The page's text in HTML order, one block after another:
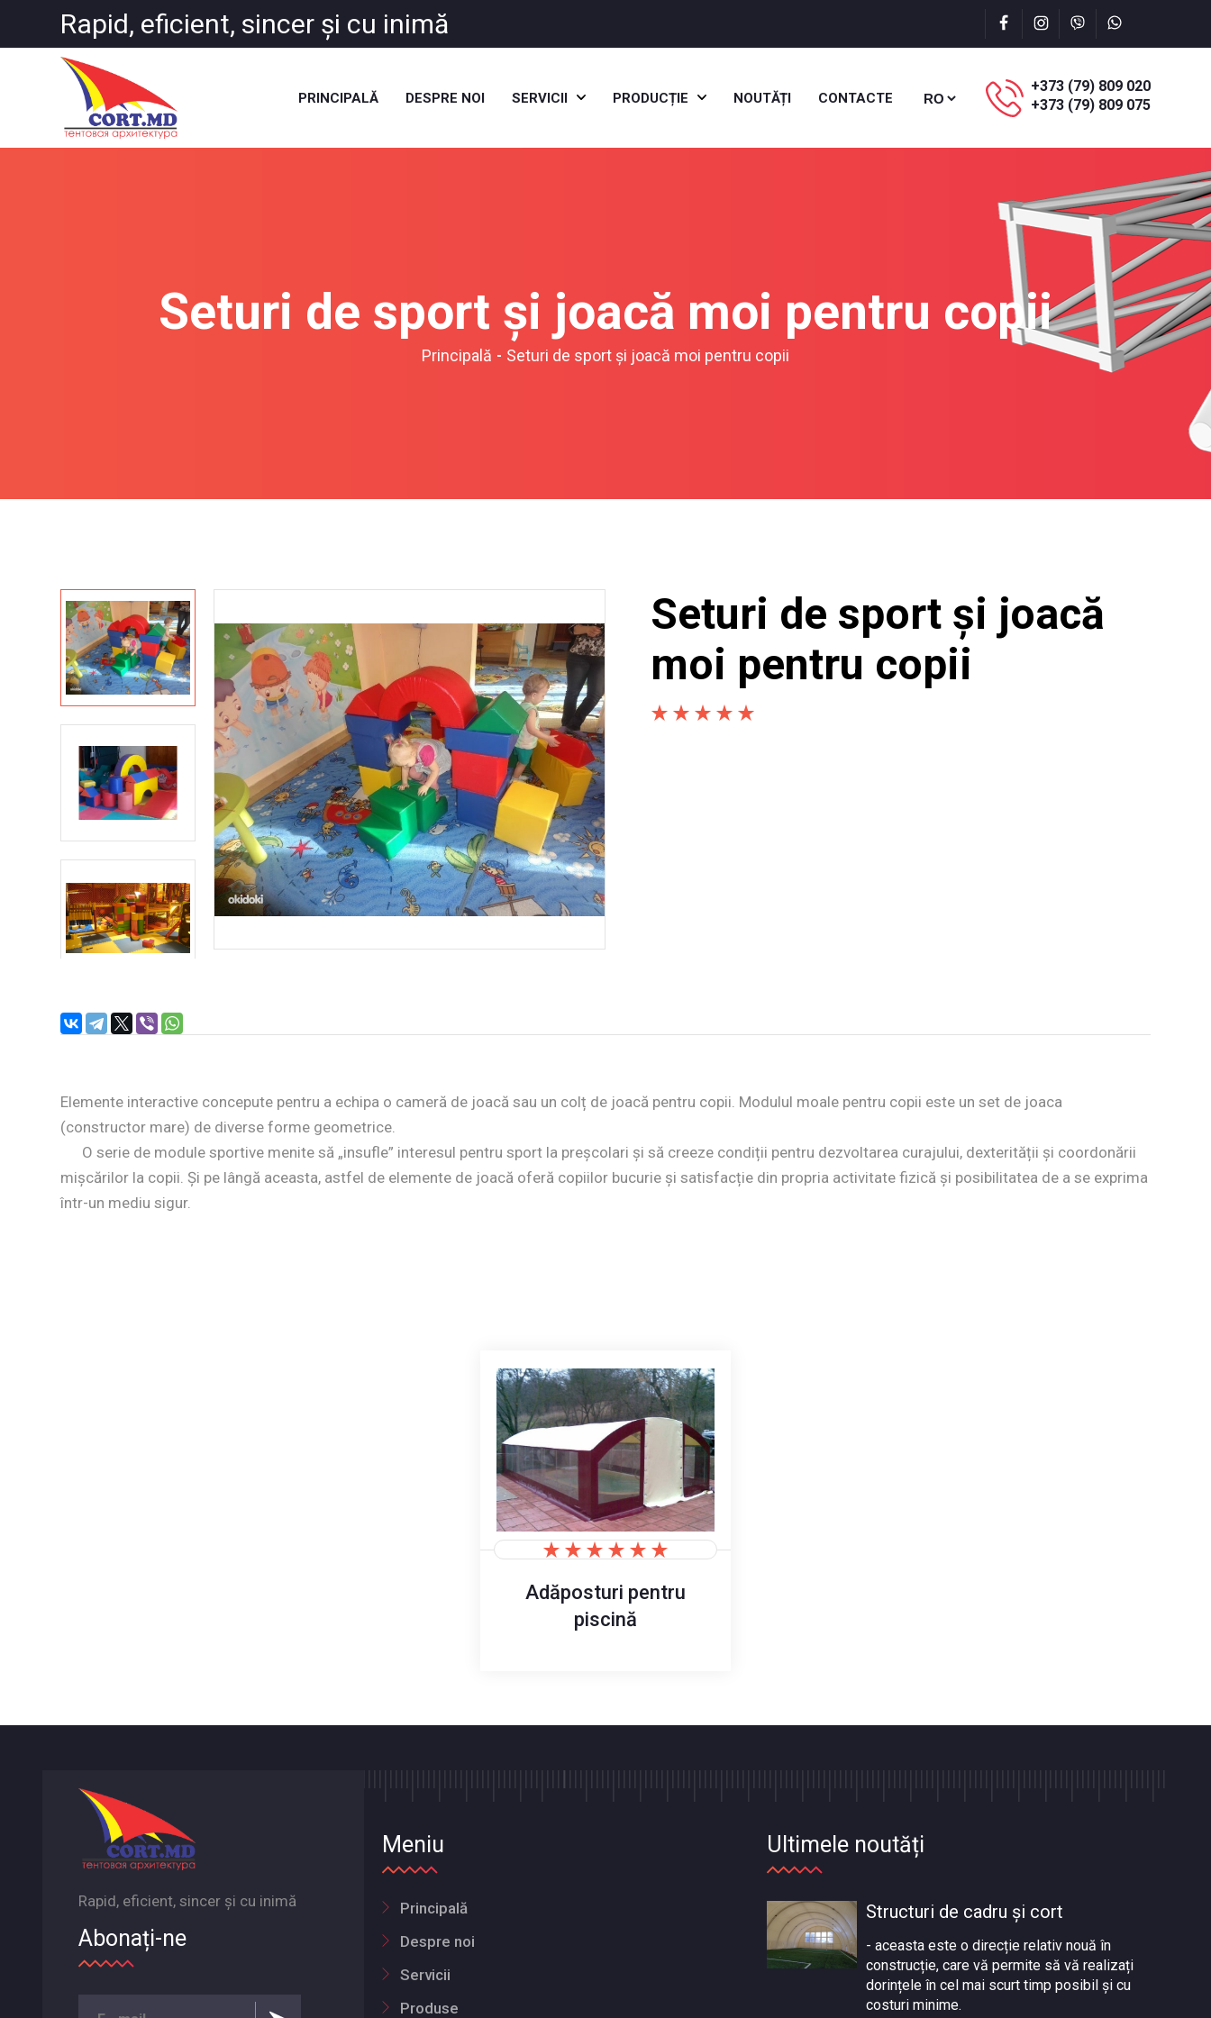
Rapid, eficient, sincer și cu inimă
PRINCIPALĂ DESPRE NOI SERVICII PRODUCȚIE NOUTĂȚI CONTACTE
+373 (79) 809 020
+373 (79) 809 075
Seturi de sport și joacă moi pentru copii
Principală - Seturi de sport și joacă moi pentru copii
Seturi de sport și joacă
moi pentru copii
Elemente interactive concepute pentru a echipa o cameră de joacă sau un colț de joacă pentru copii. Modulul moale pentru copii este un set de joaca
(constructor mare) de diverse forme geometrice.
O serie de module sportive menite să „insufle” interesul pentru sport la preșcolari și să creeze condiții pentru dezvoltarea curajului, dexterității și coordonării
mișcărilor la copii. Și pe lângă aceasta, astfel de elemente de joacă oferă copiilor bucurie și satisfacție din propria activitate fizică și posibilitatea de a se exprima
într-un mediu sigur.
Adăposturi pentru
piscină
Rapid, eficient, sincer și cu inimă
Abonați-ne
Meniu
Principală
Despre noi
Servicii
Produse
Ultimele noutăți
Structuri de cadru și cort
- aceasta este o direcție relativ nouă în
construcție, care vă permite să vă realizați
dorințele în cel mai scurt timp posibil și cu
costuri minime.